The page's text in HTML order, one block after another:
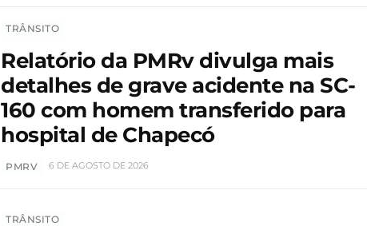
TRÂNSITO
Relatório da PMRv divulga mais
detalhes de grave acidente na SC-
160 com homem transferido para
hospital de Chapecó
PMRV 6 DE AGOSTO DE 2026
TRÂNSITO